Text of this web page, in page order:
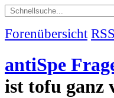
Forenübersicht RSS
antiSpe
ist tofu ganz